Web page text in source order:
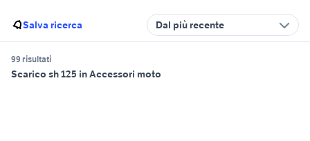
Salva ricerca Dal più recente
99 risultati
Scarico sh 125 in Accessori moto